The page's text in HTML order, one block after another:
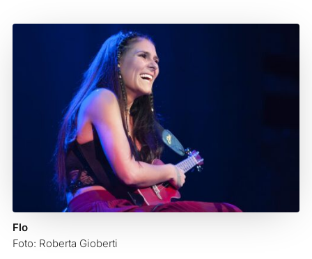
Flo
Foto: Roberta Gioberti